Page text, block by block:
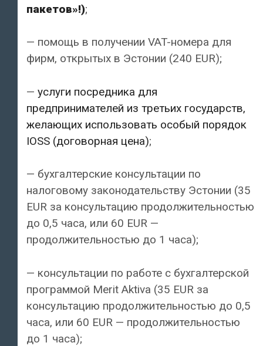
пакетов»!);
— помощь в получении VAT-номера для
фирм, открытых в Эстонии (240 EUR);
— услуги посредника для
предпринимателей из третьих государств,
желающих использовать особый порядок
IOSS (договорная цена);
— бухгалтерские консультации по
налоговому законодательству Эстонии (35
EUR за консультацию продолжительностью
до 0,5 часа, или 60 EUR —
продолжительностью до 1 часа);
— консультации по работе с бухгалтерской
программой Merit Aktiva (35 EUR за
консультацию продолжительностью до 0,5
часа, или 60 EUR — продолжительностью
до 1 часа);